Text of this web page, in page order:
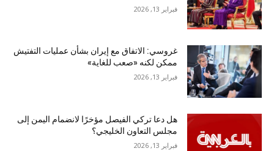
فبراير 13, 2026
غروسي: الاتفاق مع إيران بشأن عمليات التفتيش
ممكن لكنه «صعب للغاية»
فبراير 13, 2026
هل دعا تركي الفيصل مؤخرًا لانضمام اليمن إلى
مجلس التعاون الخليجي؟
فبراير 13, 2026